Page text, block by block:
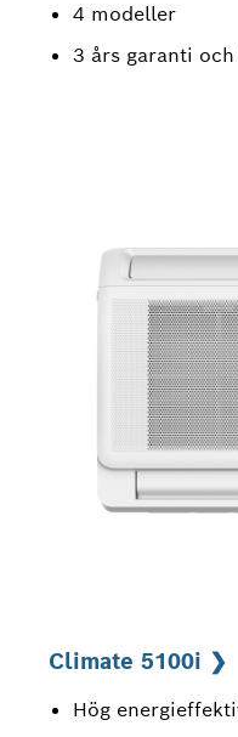
4 modeller
3 års garanti
Climate 5100i ❯
Hög